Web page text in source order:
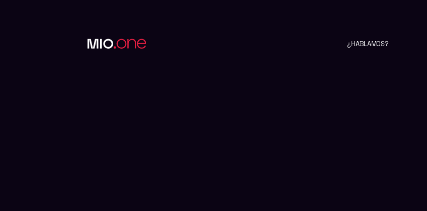
¿HABLAMOS?